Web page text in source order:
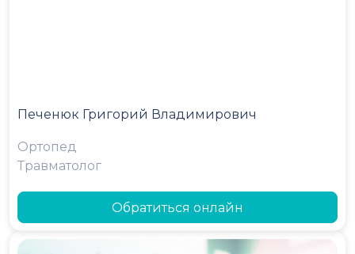
Печенюк Григорий Владимирович
Ортопед
Травматолог
Обратиться онлайн